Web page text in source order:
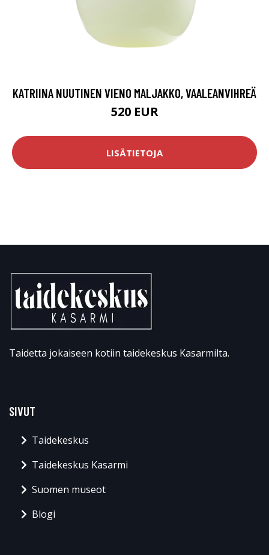
KATRIINA NUUTINEN VIENO MALJAKKO, VAALEANVIHREÄ
520 EUR
LISÄTIETOJA
Taidetta jokaiseen kotiin taidekeskus Kasarmilta.
SIVUT
Taidekeskus
Taidekeskus Kasarmi
Suomen museot
Blogi